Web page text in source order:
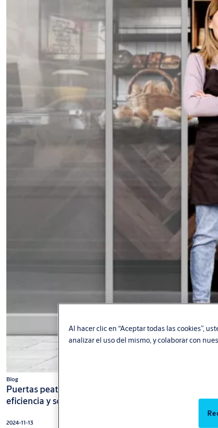
Blog
Puertas peatonales automáticas: Innovación,
eficiencia y seguridad para comercios
2024-11-13
Al hacer clic en “Aceptar todas las cookies”,
analizar el uso del mismo, y colaborar con